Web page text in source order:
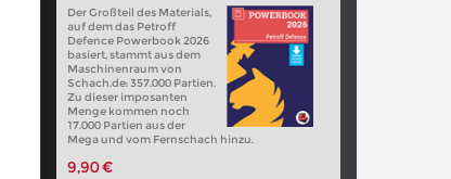
Der Großteil des Materials,
auf dem das Petroff
Defence Powerbook 2026
basiert, stammt aus dem
Maschinenraum von
Schach.de: 357.000 Partien.
Zu dieser imposanten
Menge kommen noch
17.000 Partien aus der
Mega und vom Fernschach hinzu.
9,90 €